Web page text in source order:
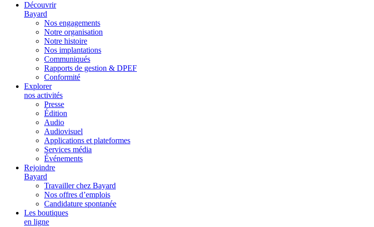
Découvrir
Bayard
Nos engagements
Notre organisation
Notre histoire
Nos implantations
Communiqués
Rapports de gestion & DPEF
Conformité
Explorer
nos activités
Presse
Édition
Audio
Audiovisuel
Applications et plateformes
Services média
Événements
Rejoindre
Bayard
Travailler chez Bayard
Nos offres d’emplois
Candidature spontanée
Les boutiques
en ligne